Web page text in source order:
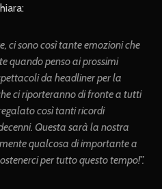
ci sono così tante emozioni che
quando penso ai prossimi
da headliner per la
ci riporteranno di fronte a tutti
così tanti ricordi
Questa sarà la nostra
qualcosa di importante a
per tutto questo tempo!”.